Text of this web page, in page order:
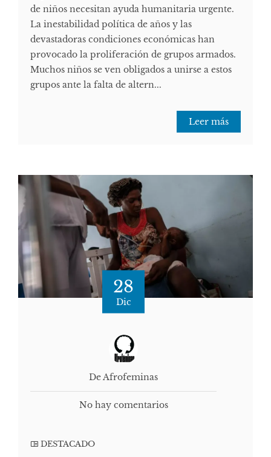
de niños necesitan ayuda humanitaria urgente.
La inestabilidad política de años y las
devastadoras condiciones económicas han
provocado la proliferación de grupos armados.
Muchos niños se ven obligados a unirse a estos
grupos ante la falta de altern...
Leer más
28
Dic
De Afrofeminas
No hay comentarios
DESTACADO